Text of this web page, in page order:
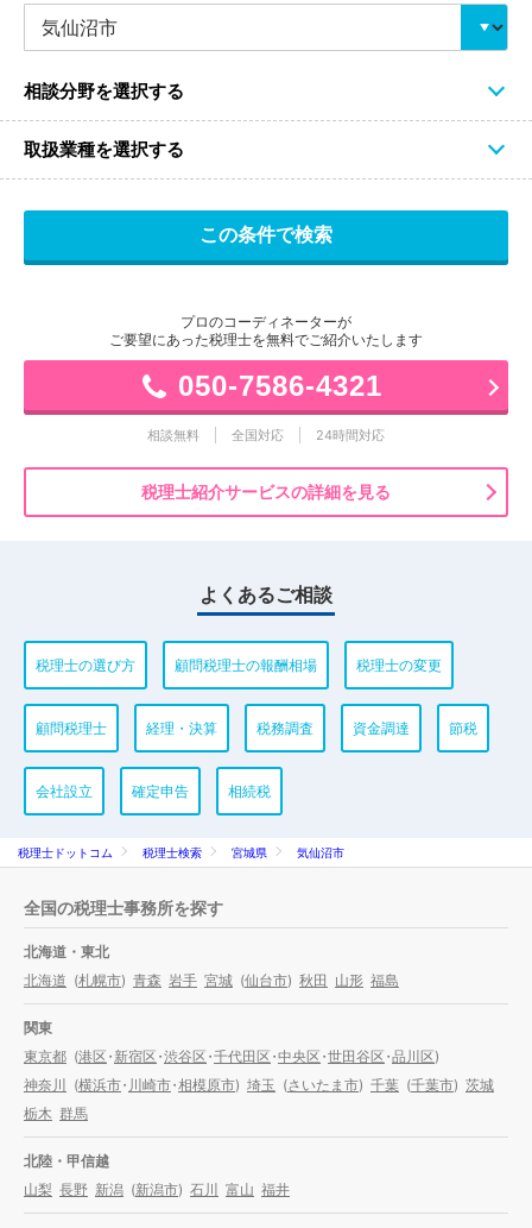
相談分野を選択する
取扱業種を選択する
プロのコーディネーターが
ご要望にあった税理士を無料でご紹介いたします
050-7586-4321
相談無料 全国対応 24時間対応
税理士紹介サービスの詳細を見る
よくあるご相談
税理士の選び方 顧問税理士の報酬相場 税理士の変更
顧問税理士 経理・決算 税務調査 資金調達 節税
会社設立 確定申告 相続税
税理士ドットコム 税理士検索 宮城県 気仙沼市
全国の税理士事務所を探す
北海道・東北
北海道 (札幌市) 青森 岩手 宮城 (仙台市) 秋田 山形 福島
関東
東京都 (港区・新宿区・渋谷区・千代田区・中央区・世田谷区・品川区)
神奈川
(横浜市・ 川崎市・相模原市) 埼玉 (さいたま市) 千葉 (千葉市) 茨城
栃木 群馬
北陸・甲信越
山梨 長野 新潟 (新潟市) 石川 富山 福井